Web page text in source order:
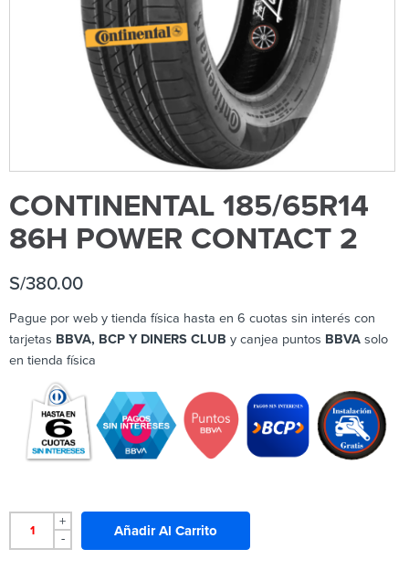
CONTINENTAL 185/65R14
86H POWER CONTACT 2
S/380.00
Pague por web y tienda física hasta en 6 cuotas sin interés con
tarjetas BBVA, BCP Y DINERS CLUB y canjea puntos BBVA solo
en tienda física
+
-
Añadir Al Carrito